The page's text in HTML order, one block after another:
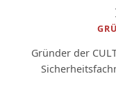
Gründer der